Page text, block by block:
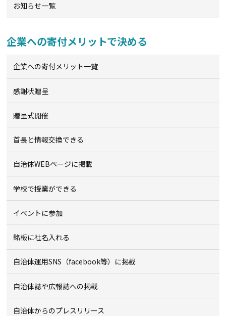
お知らせ一覧
企業への寄付メリットで決める
企業への寄付メリット一覧
感謝状贈呈
贈呈式開催
首長と情報交換できる
自治体WEBページに掲載
学校で授業ができる
イベントに参加
銘板に社名入れる
自治体運用SNS（facebook等）に掲載
自治体誌や広報誌への掲載
自治体からのプレスリリース